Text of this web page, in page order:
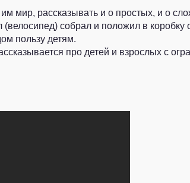
мир, рассказывать и о простых, и о
(велосипед) собрал и положил в коробку
пользу детям.
про детей и взрослых с